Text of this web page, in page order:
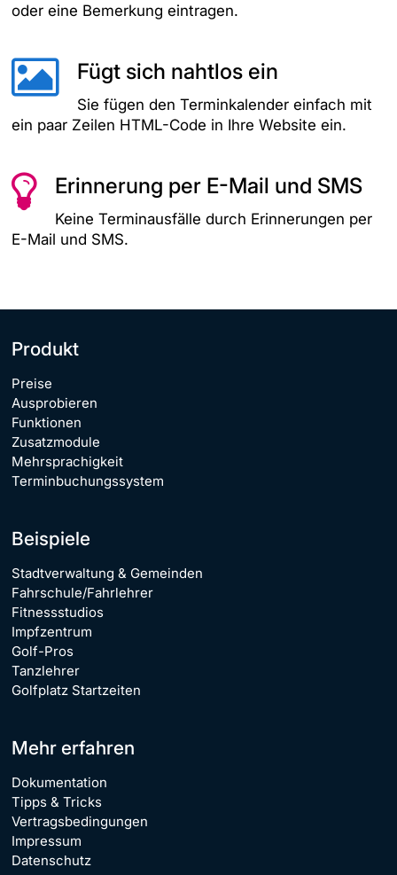
oder eine Bemerkung eintragen.
Fügt sich nahtlos ein
Sie fügen den Terminkalender einfach mit
ein paar Zeilen HTML-Code in Ihre Website ein.
Erinnerung per E-Mail und SMS
Keine Terminausfälle durch Erinnerungen per
E-Mail und SMS.
Produkt
Preise
Ausprobieren
Funktionen
Zusatzmodule
Mehrsprachigkeit
Terminbuchungssystem
Beispiele
Stadtverwaltung & Gemeinden
Fahrschule/Fahrlehrer
Fitnessstudios
Impfzentrum
Golf-Pros
Tanzlehrer
Golfplatz Startzeiten
Mehr erfahren
Dokumentation
Tipps & Tricks
Vertragsbedingungen
Impressum
Datenschutz